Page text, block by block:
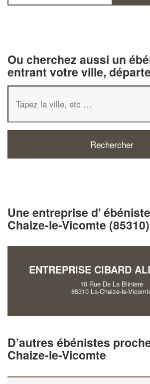
Ou cherchez aussi un
entrant votre ville,
Une entreprise d'
Chaize-le-Vicomte (85310)
ENTREPRISE CIBARD
10 Rue De La Bliniere
85310 La-Chaize-le-
D’autres ébénistes
Chaize-le-Vicomte
Augmentez votre
tout en
En